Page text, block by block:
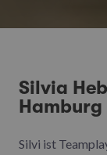
Silvia
Hamburg
Silvi ist